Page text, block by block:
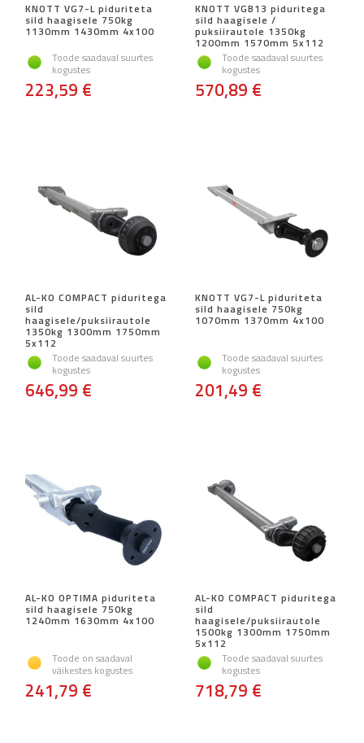
KNOTT VG7-L piduriteta
sild haagisele 750kg
1130mm 1430mm 4x100
Toode saadaval suurtes
kogustes
223,59 €
KNOTT VGB13 piduritega
sild haagisele /
puksiirautole 1350kg
1200mm 1570mm 5x112
Toode saadaval suurtes
kogustes
570,89 €
AL-KO COMPACT piduritega
sild
haagisele/puksiirautole
1350kg 1300mm 1750mm
5x112
Toode saadaval suurtes
kogustes
646,99 €
KNOTT VG7-L piduriteta
sild haagisele 750kg
1070mm 1370mm 4x100
Toode saadaval suurtes
kogustes
201,49 €
AL-KO OPTIMA piduriteta
sild haagisele 750kg
1240mm 1630mm 4x100
Toode on saadaval
väikestes kogustes
241,79 €
AL-KO COMPACT piduritega
sild
haagisele/puksiirautole
1500kg 1300mm 1750mm
5x112
Toode saadaval suurtes
kogustes
718,79 €